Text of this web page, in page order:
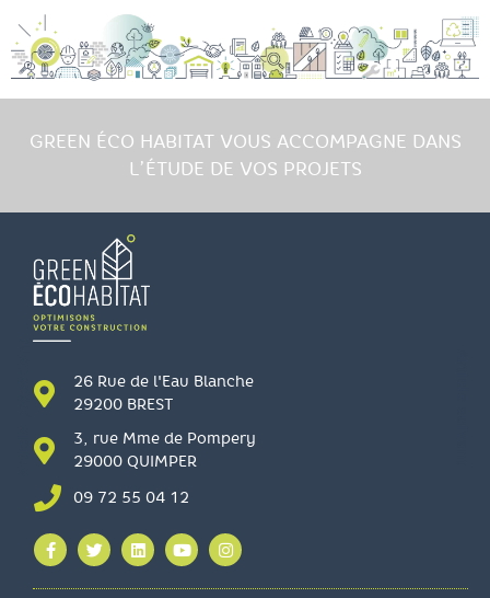
GREEN ÉCO HABITAT VOUS ACCOMPAGNE DANS
L’ÉTUDE DE VOS PROJETS
26 Rue de l'Eau Blanche
29200 BREST
3, rue Mme de Pompery
29000 QUIMPER
09 72 55 04 12